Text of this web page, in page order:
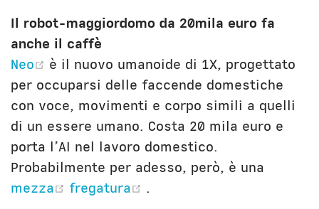
Il robot-maggiordomo da 20mila euro fa
anche il caffè
Neo
(opens new window)
è il nuovo umanoide di 1X, progettato
per occuparsi delle faccende domestiche
con voce, movimenti e corpo simili a quelli
di un essere umano. Costa 20 mila euro e
porta l’AI nel lavoro domestico.
Probabilmente per adesso, però, è una
mezza
(opens new window)
fregatura (opens new window)
.